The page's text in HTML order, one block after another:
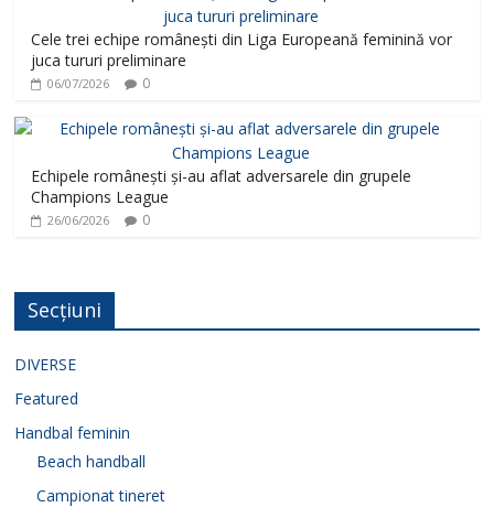
Cele trei echipe românești din Liga Europeană feminină vor
juca tururi preliminare
06/07/2026 0
Echipele românești și-au aflat adversarele din grupele
Champions League
26/06/2026 0
Secțiuni
DIVERSE
Featured
Handbal feminin
Beach handball
Campionat tineret